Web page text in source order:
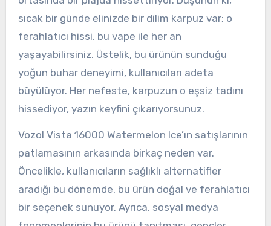
sıcak bir günde elinizde bir dilim karpuz var; o
ferahlatıcı hissi, bu vape ile her an
yaşayabilirsiniz. Üstelik, bu ürünün sunduğu
yoğun buhar deneyimi, kullanıcıları adeta
büyülüyor. Her nefeste, karpuzun o eşsiz tadını
hissediyor, yazın keyfini çıkarıyorsunuz.
Vozol Vista 16000 Watermelon Ice’ın satışlarının
patlamasının arkasında birkaç neden var.
Öncelikle, kullanıcıların sağlıklı alternatifler
aradığı bu dönemde, bu ürün doğal ve ferahlatıcı
bir seçenek sunuyor. Ayrıca, sosyal medya